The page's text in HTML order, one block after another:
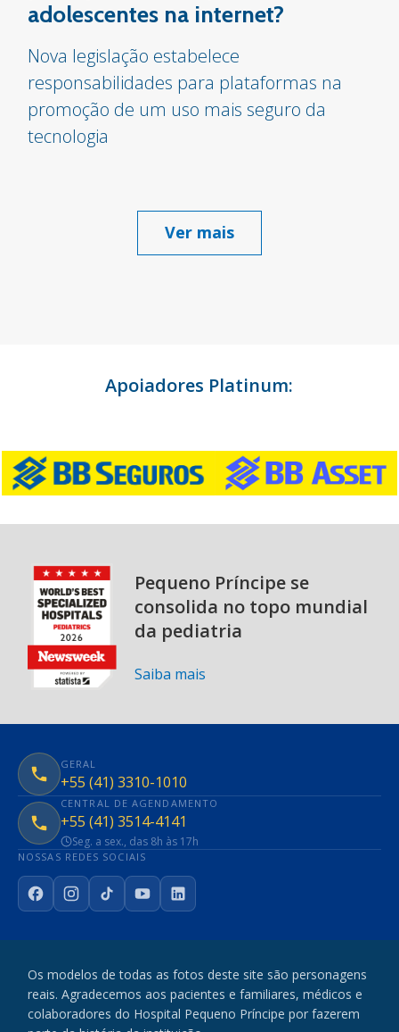
adolescentes na internet?
Nova legislação estabelece
responsabilidades para plataformas na
promoção de um uso mais seguro da
tecnologia
Ver mais
Apoiadores Platinum:
Pequeno Príncipe se
consolida no topo mundial
da pediatria
Saiba mais
GERAL
+55 (41) 3310-1010
CENTRAL DE AGENDAMENTO
+55 (41) 3514-4141
Seg. a sex., das 8h às 17h
NOSSAS REDES SOCIAIS
FacebookInstagram
TikTokYouTubeLinkedIn
Os modelos de todas as fotos deste site são personagens
reais. Agradecemos aos pacientes e familiares, médicos e
colaboradores do Hospital Pequeno Príncipe por fazerem